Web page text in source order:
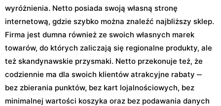
wyróżnienia. Netto posiada swoją własną stronę
internetową, gdzie szybko można znaleźć najbliższy sklep.
Firma jest dumna również ze swoich własnych marek
towarów, do których zaliczają się regionalne produkty, ale
też skandynawskie przysmaki. Netto przekonuje też, że
codziennie ma dla swoich klientów atrakcyjne rabaty ‒
bez zbierania punktów, bez kart lojalnościowych, bez
minimalnej wartości koszyka oraz bez podawania danych